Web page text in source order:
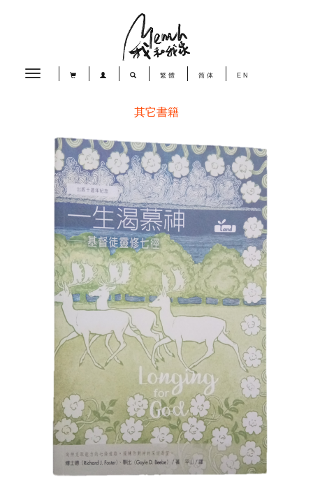
Toggle
繁體 简体 EN
其它書籍